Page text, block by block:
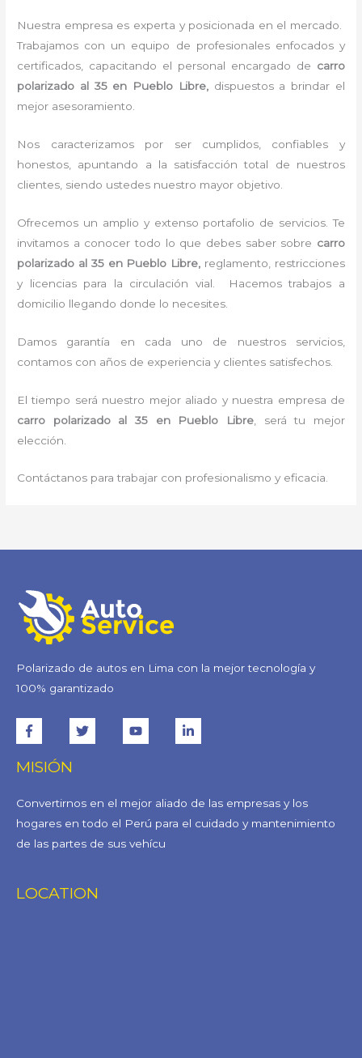
Nuestra empresa es experta y posicionada en el mercado.
Trabajamos con un equipo de profesionales enfocados y
certificados, capacitando el personal encargado de carro
polarizado al 35en Pueblo Libre, dispuestos a brindar el
mejor asesoramiento.
Nos caracterizamos por ser cumplidos, confiables y
honestos, apuntando a la satisfacción total de nuestros
clientes, siendo ustedes nuestro mayor objetivo.
Ofrecemos un amplio y extenso portafolio de servicios. Te
invitamos a conocer todo lo que debes saber sobre carro
polarizado al 35 en Pueblo Libre, reglamento, restricciones
y licencias para la circulación vial. Hacemos trabajos a
domicilio llegando donde lo necesites.
Damos garantía en cada uno de nuestros servicios,
contamos con años de experiencia y clientes satisfechos.
El tiempo será nuestro mejor aliado y nuestra empresa de
carro polarizado al 35 en Pueblo Libre, será tu mejor
elección.
Contáctanos para trabajar con profesionalismo y eficacia.
Polarizado de autos en Lima con la mejor tecnología y
100% garantizado
MISIÓN
Convertirnos en el mejor aliado de las empresas y los
hogares en todo el Perú para el cuidado y mantenimiento
de las partes de sus vehícu
LOCATION